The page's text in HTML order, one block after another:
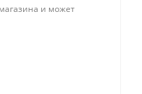
и может